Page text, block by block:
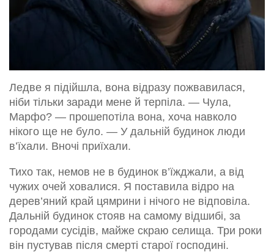
Ледве я підійшла, вона відразу пожвавилася,
ніби тільки заради мене й терпіла. — Чула,
Марфо? — прошепотіла вона, хоча навколо
нікого ще не було. — У дальній будинок люди
в’їхали. Вночі приїхали.
Тихо так, немов не в будинок в’їжджали, а від
чужих очей ховалися. Я поставила відро на
дерев’яний край цямрини і нічого не відповіла.
Дальній будинок стояв на самому відшибі, за
городами сусідів, майже скраю селища. Три роки
він пустував після смерті старої господині.